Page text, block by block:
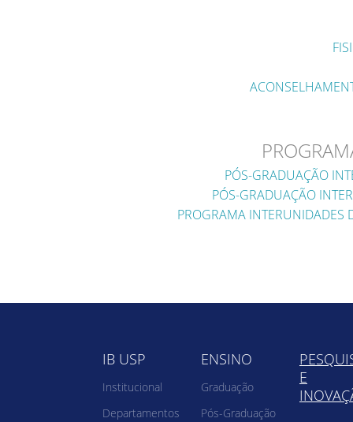
PÓS-GRADUAÇÃO
PÓS-GRADUAÇÃO
PROGRAMA INTERUNIDADES
IB USP
Institucional
Departamentos
ENSINO
Graduação
Pós-Graduação
E